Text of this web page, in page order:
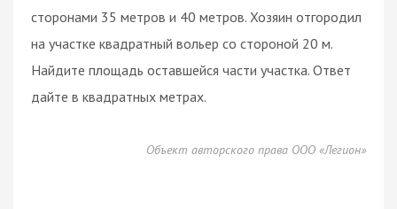
сторонами 35 метров и 40 метров. Хозяин отгородил
на участке квадратный вольер со стороной 20 м.
Найдите площадь оставшейся части участка. Ответ
дайте в квадратных метрах.
Объект авторского права ООО «Легион»